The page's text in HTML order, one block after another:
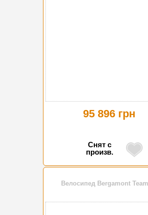
95 896 грн
Снят с
произв.
Велосипед Bergamont